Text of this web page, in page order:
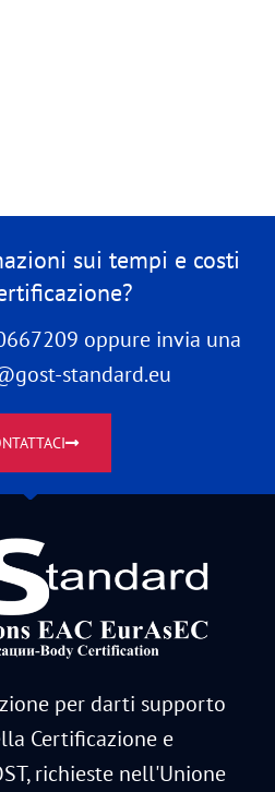
sui tempi e costi
oppure invia una
standard.eu
per darti supporto
Certificazione e
richieste nell'Unione